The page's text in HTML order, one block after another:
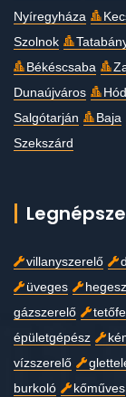
Nyíregyháza
Szolnok
Békéscsaba
Dunaújváros
Salgótarján
Baja
Szekszárd
villanyszerelő
üveges
gázszerelő
épületgépész
vízszerelő
burkoló
kőműves